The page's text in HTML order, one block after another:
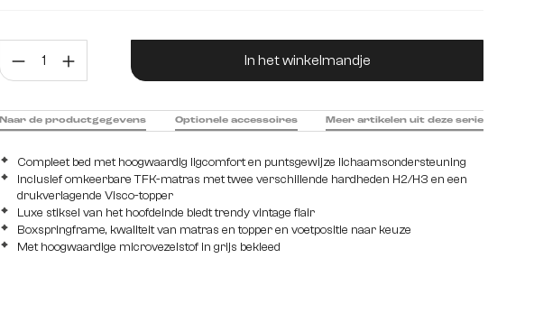
met pocketveren matras H2/H3 en Visco topper
Producthoeveelheid: Voer de gewenste
In het winkelmandje
Compleet bed met hoogwaardig ligcomfort en puntsgewijze lichaamsondersteuning
Inclusief omkeerbare TFK-matras met twee verschillende hardheden H2/H3 en een
drukverlagende Visco-topper
Luxe stiksel van het hoofdeinde biedt trendy vintage flair
Boxspringframe, kwaliteit van matras en topper en voetpositie naar keuze
Met hoogwaardige microvezelstof in grijs bekleed
Naar de productgegevens Optionele accessoires Meer artikelen uit deze serie